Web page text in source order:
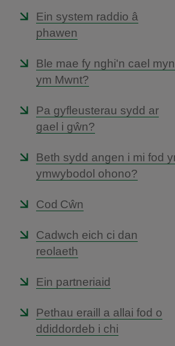
Ein system raddio â
phawen
Ble mae fy nghi'n cael
ym Mwnt?
Pa gyfleusterau sydd ar
gael i gŵn?
Beth sydd angen i mi fod
ymwybodol ohono?
Cod Cŵn
Cadwch eich ci dan
reolaeth
Ein partneriaid
Pethau eraill a allai fod o
ddiddordeb i chi